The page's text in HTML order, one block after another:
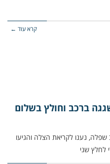
קרא עוד ←
ברכב וחולץ בשלום
שפלה, נענו לקריאת הצלה והגיעו
לחלץ שני